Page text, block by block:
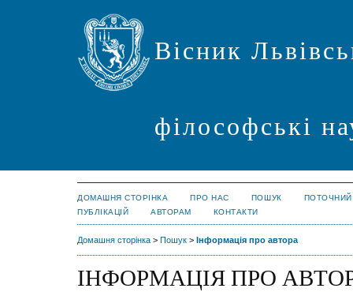
Вісник
філософські
ДОМАШНЯ СТОРІНКА ПРО НАС ПОШУК
ПОТОЧНИЙ
ПУБЛІКАЦІЙ
АВТОРАМ КОНТАКТИ
Домашня сторінка > Пошук > Інформація про автора
ІНФОРМАЦІЯ ПРО